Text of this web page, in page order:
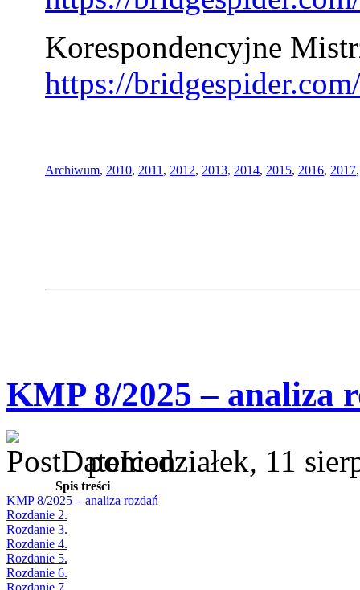
Korespondencyjne
https://
Archiwum, 2010, 2011 , 2012, 2013, 2014, 2015, 2016, 2017
KMP 8/2025 – analiza
poniedziałek, 11
Spis treści
KMP 8/2025 – analiza rozdań
Rozdanie 2.
Rozdanie 3.
Rozdanie 4.
Rozdanie 5.
Rozdanie 6.
Rozdanie 7.